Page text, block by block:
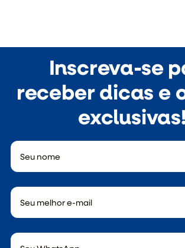
Inscreva-se
receber dicas e